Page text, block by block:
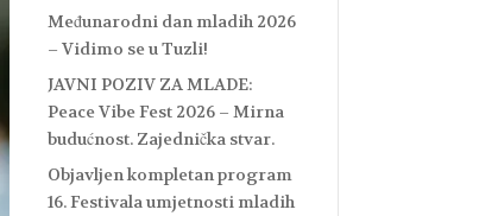
Međunarodni dan mladih 2026
– Vidimo se u Tuzli!
JAVNI POZIV ZA MLADE:
Peace Vibe Fest 2026 – Mirna
budućnost. Zajednička stvar.
Objavljen kompletan program
16. Festivala umjetnosti mladih